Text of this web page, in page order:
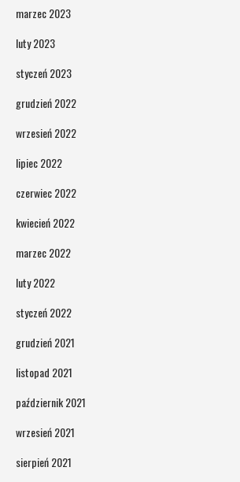
marzec 2023
luty 2023
styczeń 2023
grudzień 2022
wrzesień 2022
lipiec 2022
czerwiec 2022
kwiecień 2022
marzec 2022
luty 2022
styczeń 2022
grudzień 2021
listopad 2021
październik 2021
wrzesień 2021
sierpień 2021